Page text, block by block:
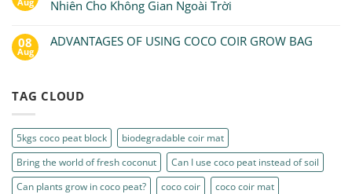
Aug
Nhiên Cho Không Gian Ngoài Trời
08
Aug
ADVANTAGES OF USING COCO COIR GROW BAG
TAG CLOUD
5kgs coco peat block
biodegradable coir mat
Bring the world of fresh coconut
Can I use coco peat instead of soil
Can plants grow in coco peat?
coco coir
coco coir mat